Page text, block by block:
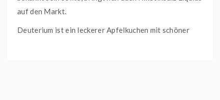
auf den Markt.
Deuterium ist ein leckerer Apfelkuchen mit schöner